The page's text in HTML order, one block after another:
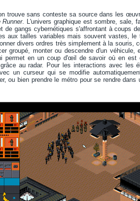
trouve sans conteste sa source dans les
Runner. L'univers graphique est sombre, sale,
gangs cybernétiques s'affrontant à coups
aux tailles variables mais souvent vastes, le
divers ordres très simplement à la souris,
groupé, monter ou descendre d'un véhicule,
permet en un coup d'œil de savoir où en est
au radar. Pour les interactions avec les
un curseur qui se modifie
ou bien prendre le métro pour se rendre dans